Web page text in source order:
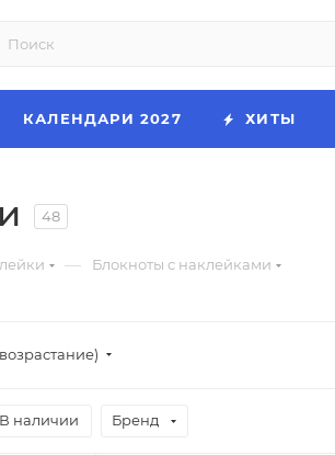
КАЛЕНДАРИ 2027 ХИТЫ
48
— Блокноты с наклейками
В наличии Бренд